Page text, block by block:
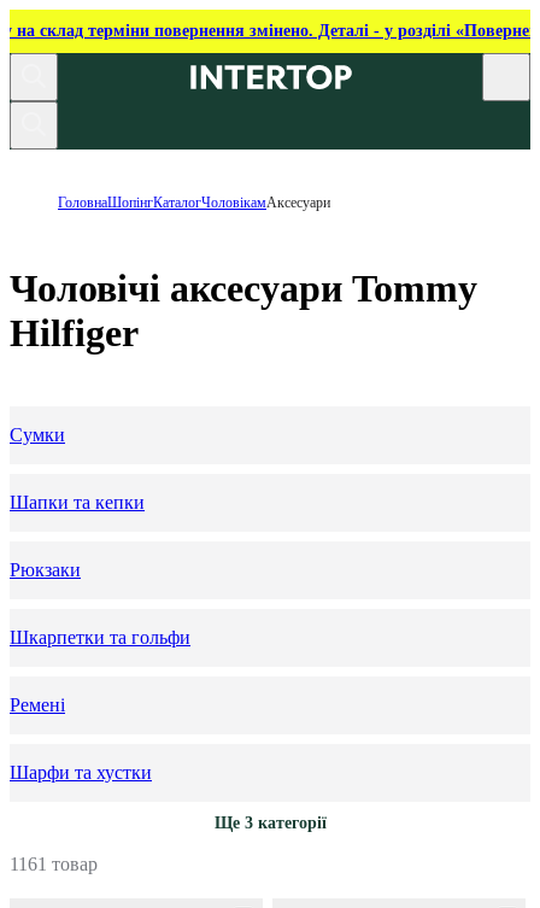
на склад терміни повернення змінено. Деталі - у розділі
ГоловнаШопінгКаталогЧоловікамАксесуари
Чоловічі аксесуари Tommy
Hilfiger
Сумки
Шапки та кепки
Рюкзаки
Шкарпетки та гольфи
Ремені
Шарфи та хустки
Ще 3 категорії
1161 товар